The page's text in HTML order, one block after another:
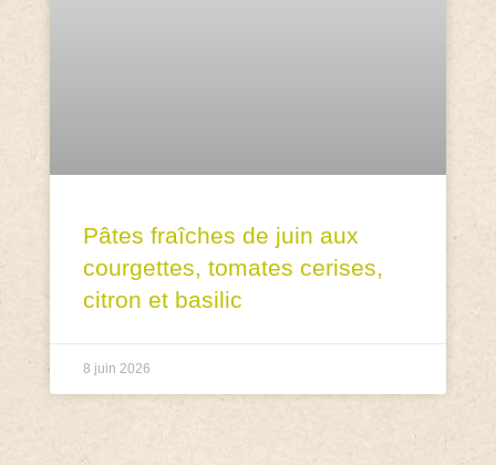
Pâtes fraîches de juin aux
courgettes, tomates cerises,
citron et basilic
8 juin 2026